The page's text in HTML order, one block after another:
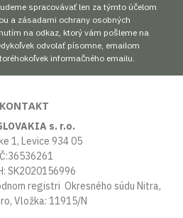
spracovávať len za týmto účelom
a zásadami ochrany osobných
na odkaz, ktorý vám pošleme na
odvolať písomne, emailom
informačného emailu.
KONTAKT
s. r.o.
1, Levice 934 05
SK2020156996
registri Okresného súdu Nitra,
Vložka: 11915/N